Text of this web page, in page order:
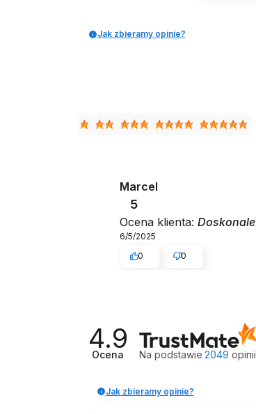
Jak zbieramy opinie?
Marcel
5
Ocena klienta:Doskonale
6/5/2025
0
0
4.9
Ocena Na podstawie 2049 opinii
Jak zbieramy opinie?